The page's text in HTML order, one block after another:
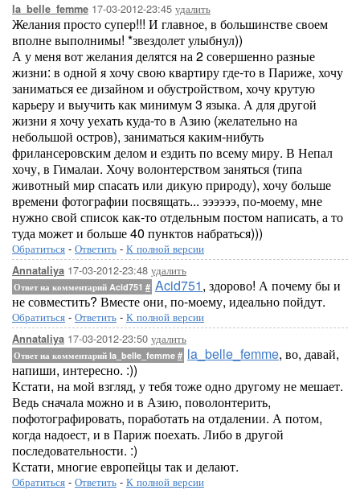
la_belle_femme 17-03-2012-23:45 удалить
Желания просто супер!!! И главное, в большинстве своем
вполне выполнимы! *звездолет улыбнул))
А у меня вот желания делятся на 2 совершенно разные
жизни: в одной я хочу свою квартиру где-то в Париже, хочу
заниматься ее дизайном и обустройством, хочу крутую
карьеру и выучить как минимум 3 языка. А для другой
жизни я хочу уехать куда-то в Азию (желательно на
небольшой остров), заниматься каким-нибуть
фрилансеровским делом и ездить по всему миру. В Непал
хочу, в Гималаи. Хочу волонтерством заняться (типа
животный мир спасать или дикую природу), хочу больше
времени фотографии посвящать... ээээээ, по-моему, мне
нужно свой список как-то отдельным постом написать, а то
туда может и больше 40 пунктов набраться)))
Обратиться - Ответить - К полной версии
Annataliya 17-03-2012-23:48 удалить
Ответ на комментарий Acid751 # Acid751, здорово! А почему бы и
не совместить? Вместе они, по-моему, идеально пойдут.
Обратиться - Ответить - К полной версии
Annataliya 17-03-2012-23:50 удалить
Ответ на комментарий la_belle_femme # la_belle_femme, во, давай,
напиши, интересно. :))
Кстати, на мой взгляд, у тебя тоже одно другому не мешает.
Ведь сначала можно и в Азию, поволонтерить,
пофотографировать, поработать на отдалении. А потом,
когда надоест, и в Париж поехать. Либо в другой
последовательности. :)
Кстати, многие европейцы так и делают.
Обратиться - Ответить - К полной версии